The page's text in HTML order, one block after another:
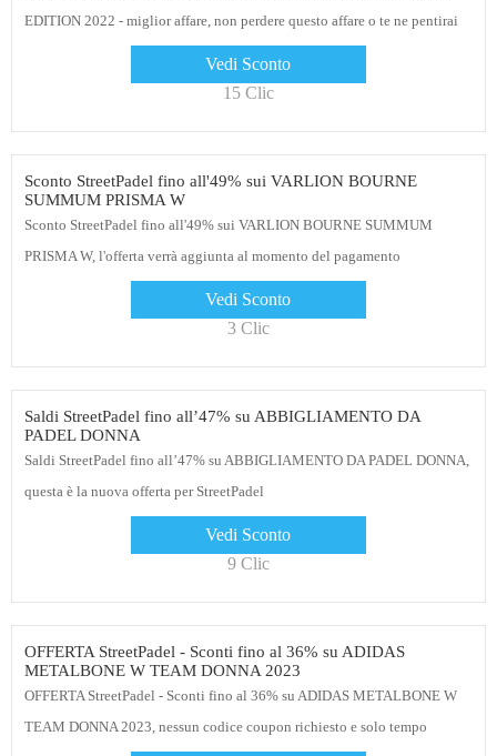
EDITION 2022 - miglior affare, non perdere questo affare o te ne pentirai
Vedi Sconto
15 Clic
Sconto StreetPadel fino all'49% sui VARLION BOURNE
SUMMUM PRISMA W
Sconto StreetPadel fino all'49% sui VARLION BOURNE SUMMUM
PRISMA W, l'offerta verrà aggiunta al momento del pagamento
Vedi Sconto
3 Clic
Saldi StreetPadel fino all’47% su ABBIGLIAMENTO DA
PADEL DONNA
Saldi StreetPadel fino all’47% su ABBIGLIAMENTO DA PADEL DONNA,
questa è la nuova offerta per StreetPadel
Vedi Sconto
9 Clic
OFFERTA StreetPadel - Sconti fino al 36% su ADIDAS
METALBONE W TEAM DONNA 2023
OFFERTA StreetPadel - Sconti fino al 36% su ADIDAS METALBONE W
TEAM DONNA 2023, nessun codice coupon richiesto e solo tempo